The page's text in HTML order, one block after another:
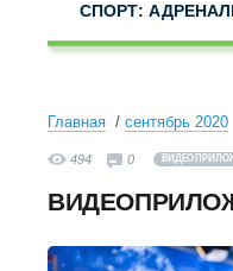
СПОРТ:
Главная сентябрь 2020
494 0